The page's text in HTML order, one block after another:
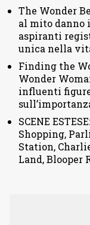
The Wonder
al mito danno
aspiranti
unica nella
Finding the
Wonder
influenti
SCENE
Shopping,
Station,
Land, Blooper